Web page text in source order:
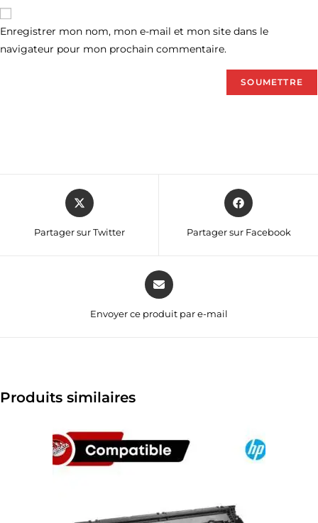
Enregistrer mon nom, mon e-mail et mon site dans le
navigateur pour mon prochain commentaire.
Partager sur Twitter Partager sur Facebook
Envoyer ce produit par e-mail
Produits similaires